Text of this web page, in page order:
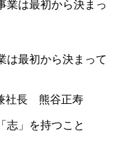
は最初から決まって
社長 熊谷正寿